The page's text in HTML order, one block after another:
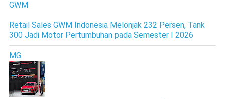
GWM
Retail Sales GWM Indonesia Melonjak 232 Persen, Tank
300 Jadi Motor Pertumbuhan pada Semester I 2026
MG